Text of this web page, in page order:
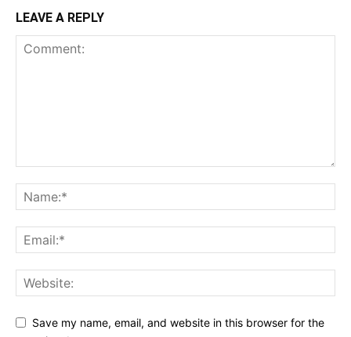
LEAVE A REPLY
Save my name, email, and website in this browser for the